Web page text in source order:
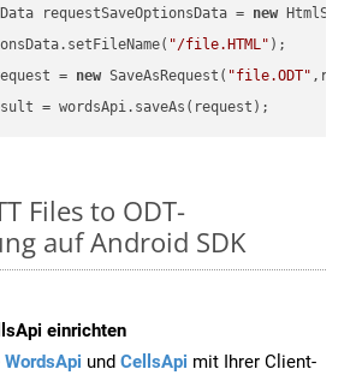
requestSaveOptionsData = new
"/file.HTML" );
= new SaveAsRequest( "file.ODT"
Files to ODT-
auf Android SDK
einrichten
WordsApi und CellsApi mit Ihrer Client-